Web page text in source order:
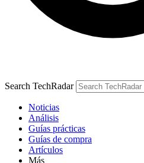
Search TechRadar
Noticias
Análisis
Guías prácticas
Guías de compra
Artículos
Más